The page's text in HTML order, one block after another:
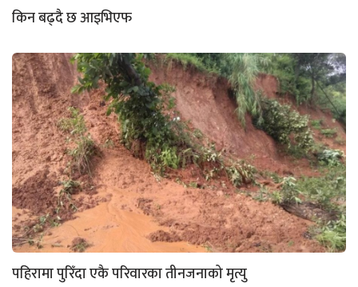
किन बढ्दै छ आइभिएफ
पहिरामा पुरिँदा एकै परिवारका तीनजनाको मृत्यु